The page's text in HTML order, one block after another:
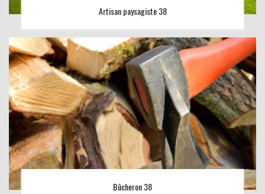
Artisan paysagiste 38
Bûcheron 38